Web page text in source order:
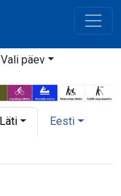
Vali päev
Läti Eesti